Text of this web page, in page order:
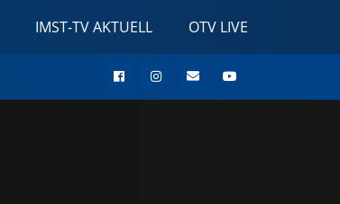
IMST-TV AKTUELL OTV LIVE